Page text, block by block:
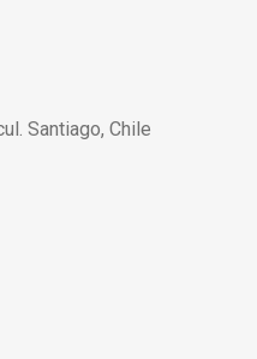
Santiago, Chile